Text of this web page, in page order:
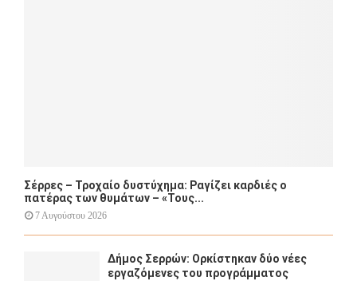
Σέρρες – Τροχαίο δυστύχημα: Ραγίζει καρδιές ο
πατέρας των θυμάτων – «Τους...
7 Αυγούστου 2026
Δήμος Σερρών: Ορκίστηκαν δύο νέες
εργαζόμενες του προγράμματος